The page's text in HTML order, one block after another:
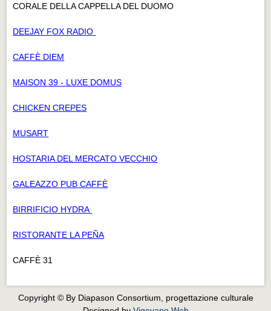
CORALE DELLA CAPPELLA DEL DUOMO
DEEJAY FOX RADIO
CAFFÈ DIEM
MAISON 39 - LUXE DOMUS
CHICKEN CREPES
MUSART
HOSTARIA DEL MERCATO VECCHIO
GALEAZZO PUB CAFFÈ
BIRRIFICIO HYDRA
RISTORANTE LA PEÑA
CAFFÈ 31
Copyright © By Diapason Consortium, progettazione culturale